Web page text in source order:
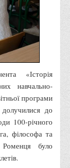
навчання
академічних
договорами про
«Історія
навчально-
програми
долучилися до
100-річного
філософа та
було